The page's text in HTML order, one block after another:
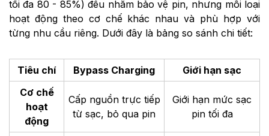
tối đa 80 - 85%) đều nhằm bảo vệ pin, nhưng mỗi loại
hoạt động theo cơ chế khác nhau và phù hợp với
từng nhu cầu riêng. Dưới đây là bảng so sánh chi tiết:
Tiêu chí Bypass Charging
Giới hạn sạc
Cơ chế
hoạt
động
Cấp nguồn trực tiếp
từ sạc, bỏ qua pin
Giới hạn mức sạc
pin tối đa